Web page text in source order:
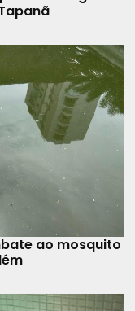
ao mosquito